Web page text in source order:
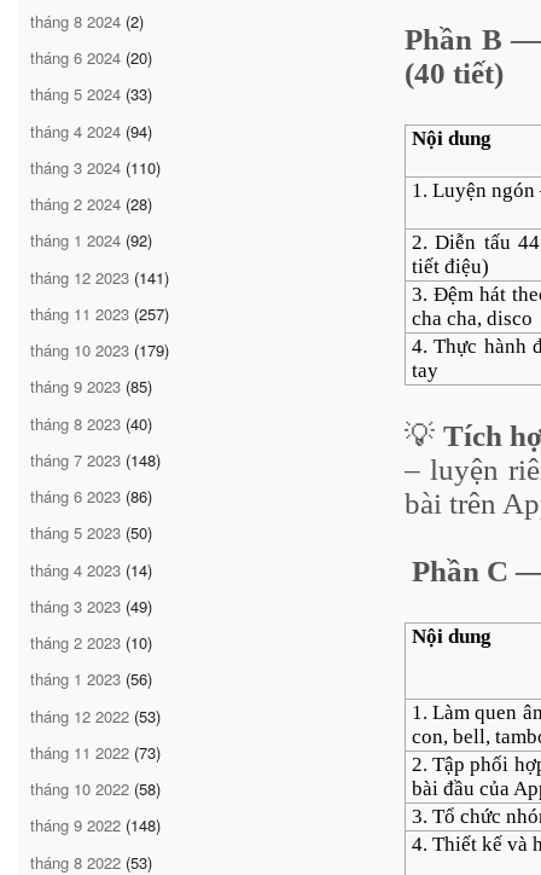
tháng 8 2024 (2)
tháng 6 2024 (20)
tháng 5 2024 (33)
tháng 4 2024 (94)
tháng 3 2024 (110)
tháng 2 2024 (28)
tháng 1 2024 (92)
tháng 12 2023 (141)
tháng 11 2023 (257)
tháng 10 2023 (179)
tháng 9 2023 (85)
tháng 8 2023 (40)
tháng 7 2023 (148)
tháng 6 2023 (86)
tháng 5 2023 (50)
tháng 4 2023 (14)
tháng 3 2023 (49)
tháng 2 2023 (10)
tháng 1 2023 (56)
tháng 12 2022 (53)
tháng 11 2022 (73)
tháng 10 2022 (58)
tháng 9 2022 (148)
tháng 8 2022 (53)
Phần B
(40 tiết)
Nội dung
1. Luyện
2. Diễn tấu
tiết điệu)
3. Đệm hát
cha cha, disco
4. Thực hành
tay
💡 Tích
– luyện
bài trên
Phần C
Nội dung
1. Làm quen
con, bell,
2. Tập phối
bài đầu của
3. Tổ chức
4. Thiết kế và